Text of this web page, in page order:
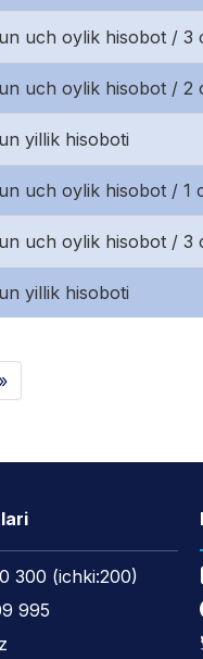
uch oylik hisobot / 3
uch oylik hisobot / 2
yillik hisoboti
uch oylik hisobot / 1
uch oylik hisobot / 3
yillik hisoboti
300 (ichki:200)
995